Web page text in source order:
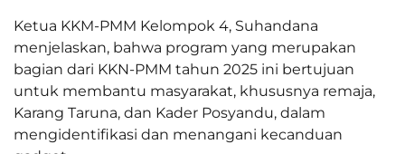
Ketua KKM-PMM Kelompok 4, Suhandana
menjelaskan, bahwa program yang merupakan
bagian dari KKN-PMM tahun 2025 ini bertujuan
untuk membantu masyarakat, khususnya remaja,
Karang Taruna, dan Kader Posyandu, dalam
mengidentifikasi dan menangani kecanduan